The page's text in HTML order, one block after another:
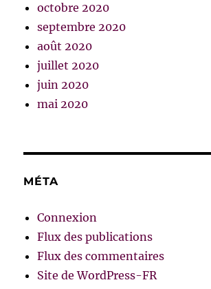
octobre 2020
septembre 2020
août 2020
juillet 2020
juin 2020
mai 2020
MÉTA
Connexion
Flux des publications
Flux des commentaires
Site de WordPress-FR